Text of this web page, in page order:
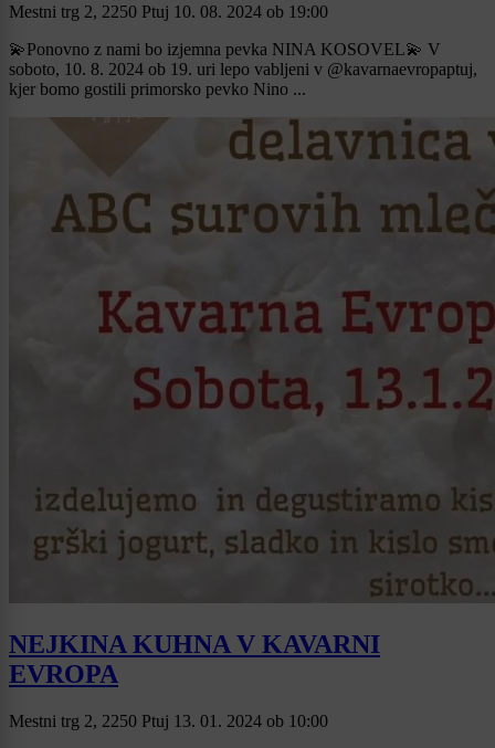
Mestni trg 2, 2250 Ptuj 10. 08. 2024 ob 19:00
💫Ponovno z nami bo izjemna pevka NINA KOSOVEL💫 V
soboto, 10. 8. 2024 ob 19. uri lepo vabljeni v @kavarnaevropaptuj,
kjer bomo gostili primorsko pevko Nino ...
NEJKINA KUHNA V KAVARNI
EVROPA
Mestni trg 2, 2250 Ptuj 13. 01. 2024 ob 10:00